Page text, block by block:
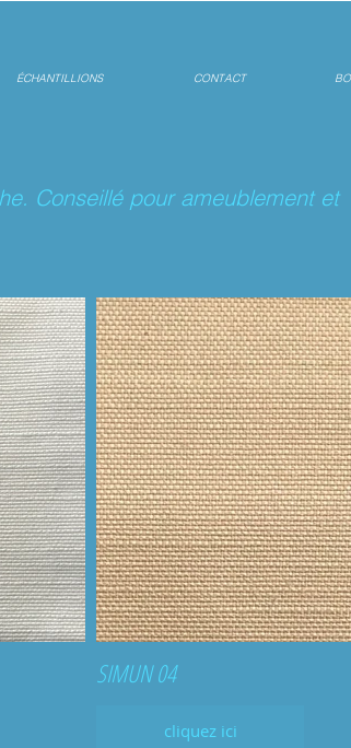
ÉCHANTILLIONS CONTACT
Conseillé pour ameublement et
SIMUN 04
cliquez ici